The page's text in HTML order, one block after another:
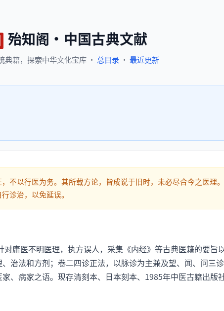
殆知阁 · 中国古典文献
典籍， 探索中华文化宝库 · 总目录 · 最近更新
不以行医为务。其所载方论，皆成说于旧时，未必尽合今之医理
诊治，以免延误。
医不明医理，执方误人，采集《内经》等古典医籍的要旨
治法和方剂；卷二四诊正法，以脉诊为主兼及望、闻、问三
、病家之语。现存清刻本、日本刻本、1985年中医古籍出版